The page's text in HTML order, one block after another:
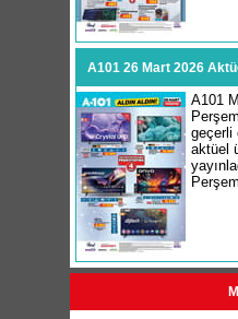
A101 26 Mart 2026
A101
geçerli
aktüel